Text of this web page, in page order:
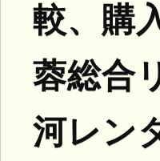
較、購
蓉総合
河レン